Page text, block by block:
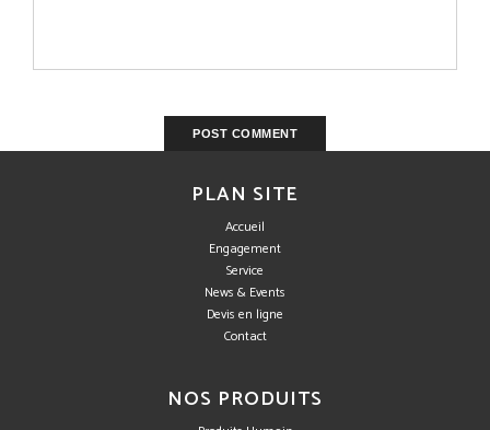
PLAN SITE
Accueil
Engagement
Service
News & Events
Devis en ligne
Contact
NOS PRODUITS